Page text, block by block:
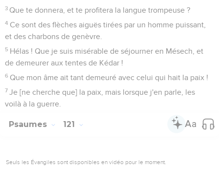
3 Que te donnera, et te profitera la langue trompeuse ?
4 Ce sont des flèches aiguës tirées par un homme puissant,
et des charbons de genèvre.
5 Hélas ! Que je suis misérable de séjourner en Mésech, et
de demeurer aux tentes de Kédar !
6 Que mon âme ait tant demeuré avec celui qui hait la paix !
7 Je [ne cherche que] la paix, mais lorsque j'en parle, les
voilà à la guerre.
Psaumes 121
Seuls les Évangiles sont disponibles en vidéo pour le moment.